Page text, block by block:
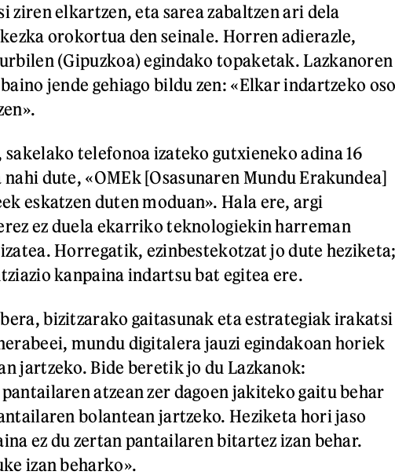
ziren elkartzen, eta sarea zabaltzen ari dela
orokortua den seinale. Horren adierazle,
(Gipuzkoa) egindako topaketak. Lazkanoren
jende gehiago bildu zen: «Elkar indartzeko
sakelako telefonoa izateko gutxieneko adina 16
dute, «OMEk [Osasunaren Mundu Erakundea]
eskatzen duten moduan». Hala ere, argi
ez duela ekarriko teknologiekin harreman
Horregatik, ezinbestekotzat jo dute
kanpaina indartsu bat egitea ere.
bizitzarako gaitasunak eta estrategiak irakatsi
mundu digitalera jauzi egindakoan horiek
jartzeko. Bide beretik jo du Lazkanok:
atzean zer dagoen jakiteko gaitu behar
bolantean jartzeko. Heziketa hori jaso
ez du zertan pantailaren bitartez izan behar.
izan beharko».